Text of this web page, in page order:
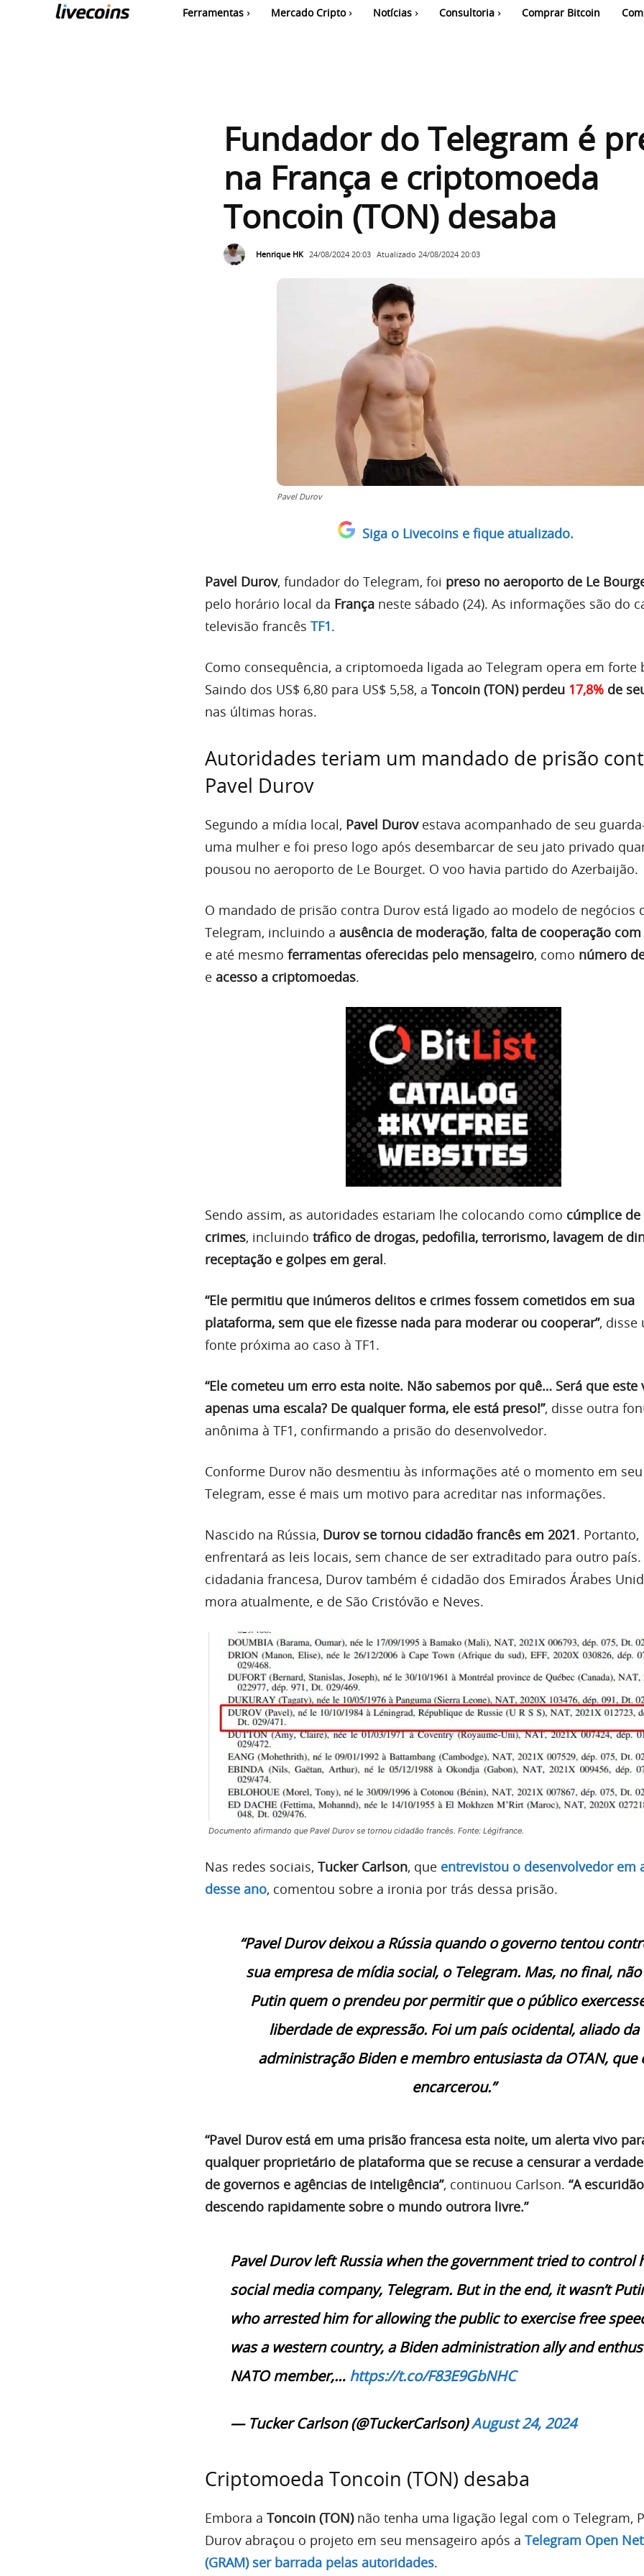
Ferramentas Mercado Cripto Notícias Consultoria Comprar Bitcoin
Fundador do Telegram é
na França e criptomoeda
Toncoin (TON) desaba
Henrique HK 24/08/2024 20:03 Atualizado 24/08/2024 20:03
Pavel Durov
Siga o Livecoins e fique atualizado.
Pavel Durov, fundador do Telegram, foi preso no aeroporto de Le
pelo horário local da França neste sábado (24). As informações são do
televisão francês TF1.
Como consequência, a criptomoeda ligada ao Telegram opera em forte
Saindo dos US$ 6,80 para US$ 5,58, a Toncoin (TON) perdeu 17,8% de
nas últimas horas.
Autoridades teriam um mandado de prisão
Pavel Durov
Segundo a mídia local, Pavel Durovestava acompanhado de seu
uma mulher e foi preso logo após desembarcar de seu jato privado
pousou no aeroporto de Le Bourget. O voo havia partido do Azerbaijão.
O mandado de prisão contra Durov está ligado ao modelo de negócios
Telegram, incluindo a ausência de moderação, falta de cooperação
e até mesmo ferramentas oferecidas pelo mensageiro, como número
e acesso a criptomoedas.
Sendo assim, as autoridades estariam lhe colocando como cúmplice
crimes, incluindo tráfico de drogas, pedofilia, terrorismo, lavagem de
receptação e golpes em geral.
“Ele permitiu que inúmeros delitos e crimes fossem cometidos em sua
plataforma, sem que ele fizesse nada para moderar ou cooperar”, disse
fonte próxima ao caso à TF1.
“Ele cometeu um erro esta noite. Não sabemos por quê… Será que este
apenas uma escala? De qualquer forma, ele está preso!”, disse outra
anônima à TF1, confirmando a prisão do desenvolvedor.
Conforme Durov não desmentiu às informações até o momento em
Telegram, esse é mais um motivo para acreditar nas informações.
Nascido na Rússia, Durov se tornou cidadão francês em 2021. Portanto,
enfrentará as leis locais, sem chance de ser extraditado para outro
cidadania francesa, Durov também é cidadão dos Emirados Árabes
mora atualmente, e de São Cristóvão e Neves.
Documento afirmando que Pavel Durov se tornou cidadão francês. Fonte: Légifrance.
Nas redes sociais, Tucker Carlson, que entrevistou o desenvolvedor em
desse ano, comentou sobre a ironia por trás dessa prisão.
“Pavel Durov deixou a Rússia quando o governo tentou
sua empresa de mídia social, o Telegram. Mas, no final,
Putin quem o prendeu por permitir que o público
liberdade de expressão. Foi um país ocidental, aliado da
administração Biden e membro entusiasta da OTAN, que
encarcerou.”
“Pavel Durov está em uma prisão francesa esta noite, um alerta vivo
qualquer proprietário de plataforma que se recuse a censurar a
de governos e agências de inteligência”, continuou Carlson. “A
descendo rapidamente sobre o mundo outrora livre.”
Pavel Durov left Russia when the government tried to control
social media company, Telegram. But in the end, it wasn’t
who arrested him for allowing the public to exercise free
was a western country, a Biden administration ally and
NATO member,… https://t.co/F83E9GbNHC
— Tucker Carlson (@TuckerCarlson)August 24, 2024
Criptomoeda Toncoin (TON) desaba
Embora a Toncoin (TON)não tenha uma ligação legal com o Telegram,
Durov abraçou o projeto em seu mensageiro após a Telegram Open
(GRAM) ser barrada pelas autoridades.